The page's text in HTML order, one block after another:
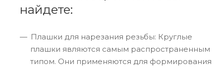
найдете:
Плашки для нарезания резьбы: Круглые
плашки являются самым распространенным
типом. Они применяются для формирования